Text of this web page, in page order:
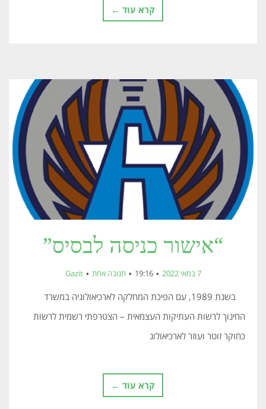
קרא עוד ←
“אישור כניסה לבסיס”
7 במאי 2022 19:16 תגובה אחת Gazit
בשנת 1989, עם הפיכת המחלקה לארכיאולוגיה במשרד
החינוך לרשות העתיקות העצמאית – הצטרפתי רשמית לרשות
כחוקר זוטר ועוזר לארכיאולוג
קרא עוד ←